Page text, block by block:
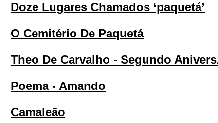
Doze Lugares Chamados ‘paquetá’
O Cemitério De Paquetá
Theo De Carvalho - Segundo
Poema - Amando
Camaleão